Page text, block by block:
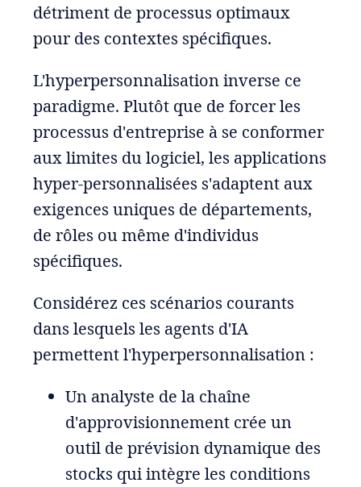
détriment de processus optimaux
pour des contextes spécifiques.
L'hyperpersonnalisation inverse ce
paradigme. Plutôt que de forcer les
processus d'entreprise à se conformer
aux limites du logiciel, les applications
hyper-personnalisées s'adaptent aux
exigences uniques de départements,
de rôles ou même d'individus
spécifiques.
Considérez ces scénarios courants
dans lesquels les agents d'IA
permettent l'hyperpersonnalisation :
Un analyste de la chaîne
d'approvisionnement crée un
outil de prévision dynamique des
stocks qui intègre les conditions